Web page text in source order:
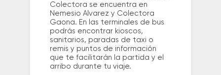
Colectora se encuentra en
Nemesio Alvarez y Colectora
Gaona. En las terminales de bus
podrás encontrar kioscos,
sanitarios, paradas de taxi o
remis y puntos de información
que te facilitarán la partida y el
arribo durante tu viaje.